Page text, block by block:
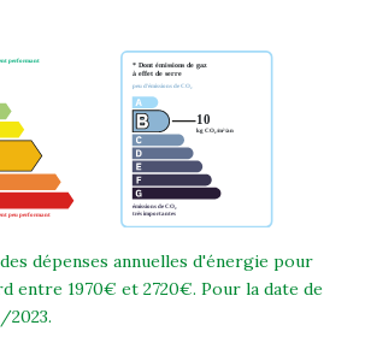
dépenses annuelles d'énergie pour
entre 1970€ et 2720€. Pour la date de